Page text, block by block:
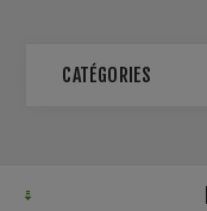
CATÉGORIES